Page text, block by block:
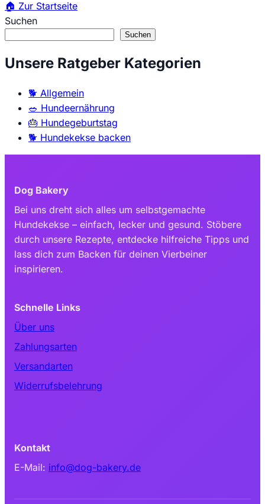
🏠 Zur Startseite
Suchen
Suchen
Unsere Ratgeber Kategorien
🐕 Allgemein
🥗 Hundeernährung
🎂 Hundegeburtstag
🐕 Hundekekse backen
Dog Bakery
Bei uns dreht sich alles um selbstgemachte
Hundekekse – einfach, lecker und gesund. Stöbere
durch unsere Rezepte, entdecke hilfreiche Tipps und
lass dich zum Backen für deinen Vierbeiner
inspirieren.
Schnelle Links
Über uns
Zahlungsarten
Versandarten
Widerrufsbelehrung
Kontakt
E-Mail: info@dog-bakery.de